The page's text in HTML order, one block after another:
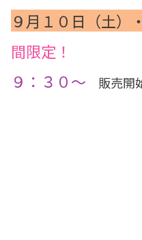
９月１０日（土）
間限定！
９：３０～
販売開